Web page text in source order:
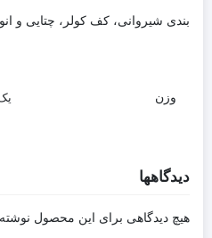
بندی شیروانی، کف کولر، چتایی و
وزن
دیدگاهها
هیچ دیدگاهی برای این محصول